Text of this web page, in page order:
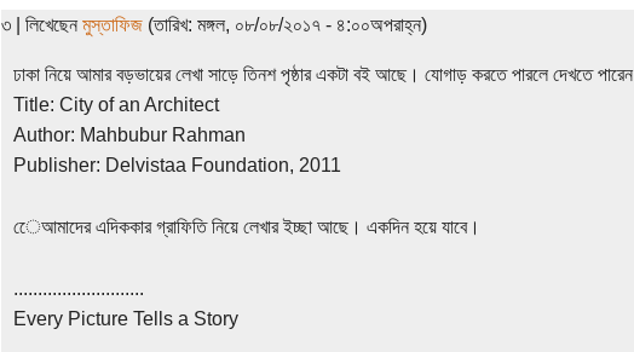
৩ | লিখেছেন মুস্তাফিজ(তারিখ: মঙ্গল, ০৮/০৮/২০১৭ - ৪:০০অপরাহ্ন)
ঢাকা নিয়ে আমার বড়ভায়ের লেখা সাড়ে তিনশ পৃষ্ঠার একটা বই আছে। যোগাড় করতে পারলে দেখতে পারেন
Title: City of an Architect
Author: Mahbubur Rahman
Publisher: Delvistaa Foundation, 2011
েেআমাদের এদিককার গ্রাফিতি নিয়ে লেখার ইচ্ছা আছে। একদিন হয়ে যাবে।
...........................
Every Picture Tells a Story